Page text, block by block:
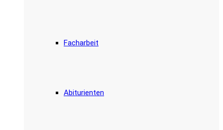
Facharbeit
Abiturienten